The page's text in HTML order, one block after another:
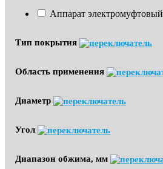
Аппарат электромуфтовый
Тип покрытия
Область применения
Диаметр
Угол
Диапазон обжима, мм